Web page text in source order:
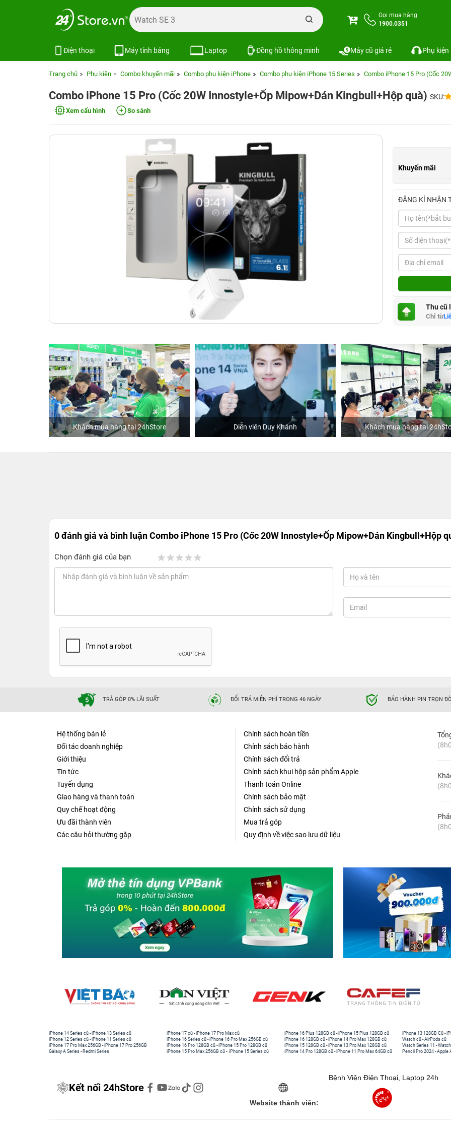
Gọi mua hàng
1900.0351
Điện thoại Máy tính bảng Laptop Đồng hồ thông minh Máy cũ giá rẻ Phụ kiện
Trang chủ Phụ kiện Combo khuyến mãi Combo phụ kiện iPhone Combo phụ kiện iPhone 15 Series Combo iPhone 15 Pro (Cốc
Combo iPhone 15 Pro (Cốc 20W Innostyle+Ốp Mipow+Dán Kingbull+Hộp quà) SKU:
Xem cấu hình So sánh
Khuyến mãi
ĐĂNG KÍ NHẬN
Thu cũ
Chỉ từ
Khách mua hàng tại 24hStore Diễn viên Duy Khánh Khách mua hàng tại
0 đánh giá và bình luậnCombo iPhone 15 Pro (Cốc 20W Innostyle+Ốp Mipow+Dán Kingbull+Hộp
Chọn đánh giá của bạn
TRẢ GÓP 0% LÃI SUẤT ĐỔI TRẢ MIỄN PHÍ TRONG 46 NGÀY BẢO HÀNH PIN TRỌN
Hệ thống bán lẻ
Đối tác doanh nghiệp
Giới thiệu
Tin tức
Tuyển dụng
Giao hàng và thanh toán
Quy chế hoạt động
Ưu đãi thành viên
Các câu hỏi thường gặp
Chính sách hoàn tiền
Chính sách bảo hành
Chính sách đổi trả
Chính sách khui hộp sản phẩm Apple
Thanh toán Online
Chính sách bảo mật
Chính sách sử dụng
Mua trả góp
Quy định về việc sao lưu dữ liệu
iPhone 14 Series cũ -iPhone 13 Series cũ
iPhone 12 Series cũ -iPhone 11 Series cũ
iPhone 17 Pro Max 256GB -iPhone 17 Pro 256GB
Galaxy A Series - Redmi Series
iPhone 17 cũ -iPhone 17 Pro Max cũ
iPhone 16 Series cũ - iPhone 16 Pro Max 256GB cũ
iPhone 16 Pro 128GB cũ -iPhone 15 Pro 128GB cũ
iPhone 15 Pro Max 256GB cũ - iPhone 15 Series cũ
iPhone 16 Plus 128GB cũ -iPhone 15 Plus 128GB cũ
iPhone 16 128GB cũ -iPhone 14 Pro Max 128GB cũ
iPhone 15 128GB cũ -iPhone 13 Pro Max 128GB cũ
iPhone 14 Pro 128GB cũ -iPhone 11 Pro Max 64GB cũ
iPhone 13 128GB Cũ -
Watch cũ -AirPods cũ
Watch Series 11 -
Pencil Pro 2024 -Apple
Kết nối 24hStore
Website thành viên:
Bệnh Viện Điện Thoại, Laptop 24h